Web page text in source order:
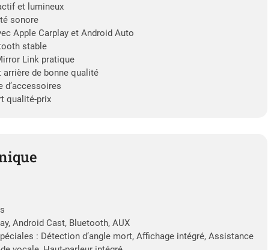
et lumineux
sonore
Apple Carplay et Android Auto
stable
Link pratique
arrière de bonne qualité
d’accessoires
qualité-prix
Android Cast, Bluetooth, AUX
: Détection d’angle mort, Affichage intégré, Assistance